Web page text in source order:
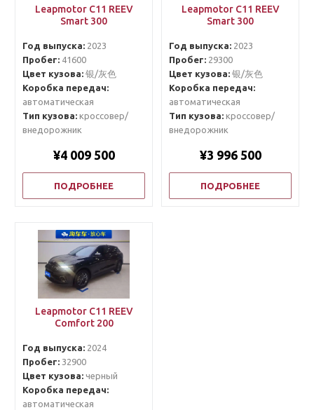
Leapmotor C11 REEV
Smart 300
Год выпуска:2023
Пробег:41600
Цвет кузова:银/灰色
Коробка передач:
автоматическая
Тип кузова:кроссовер/
внедорожник
¥4 009 500
ПОДРОБНЕЕ
Leapmotor C11 REEV
Smart 300
Год выпуска:2023
Пробег:29300
Цвет кузова:银/灰色
Коробка передач:
автоматическая
Тип кузова:кроссовер/
внедорожник
¥3 996 500
ПОДРОБНЕЕ
Leapmotor C11 REEV
Comfort 200
Год выпуска:2024
Пробег:32900
Цвет кузова:черный
Коробка передач:
автоматическая